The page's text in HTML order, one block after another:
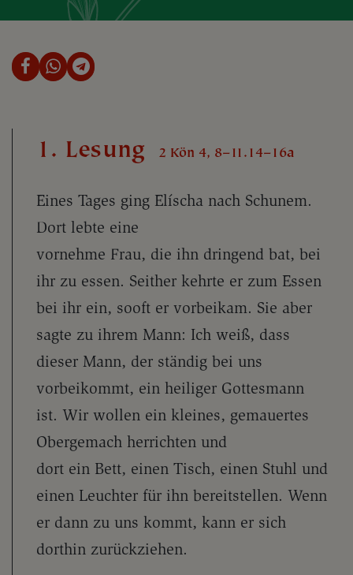
1. Lesung 2 Kön 4, 8–11.14–16a
Eines Tages ging Elíscha nach Schunem.
Dort lebte eine
vornehme Frau, die ihn dringend bat, bei
ihr zu essen. Seither kehrte er zum Essen
bei ihr ein, sooft er vorbeikam. Sie aber
sagte zu ihrem Mann: Ich weiß, dass
dieser Mann, der ständig bei uns
vorbeikommt, ein heiliger Gottesmann
ist. Wir wollen ein kleines, gemauertes
Obergemach herrichten und
dort ein Bett, einen Tisch, einen Stuhl und
einen Leuchter für ihn bereitstellen. Wenn
er dann zu uns kommt, kann er sich
dorthin zurückziehen.